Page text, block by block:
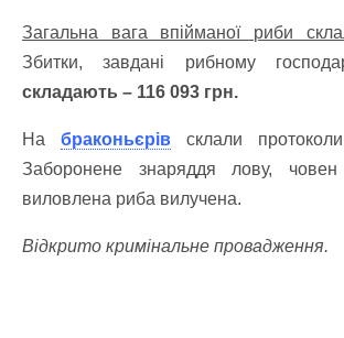
Загальна вага впійманої риби
Збитки, завдані рибному
складають – 116 093 грн.
На браконьєрівсклали
Заборонене знаряддя лову,
виловлена риба вилучена.
Відкрито кримінальне провадження.